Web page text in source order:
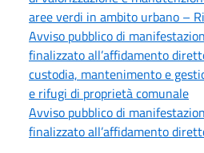
aree verdi in ambito urbano –
Avviso pubblico di
finalizzato all’affidamento
custodia, mantenimento e
e rifugi di proprietà comunale
Avviso pubblico di
finalizzato all’affidamento